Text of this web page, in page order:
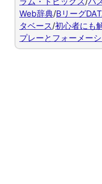
Web辞典/Bリーグ
タベース /初心者にも
プレーとフォーメー